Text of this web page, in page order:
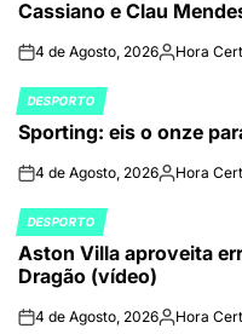
Cassiano e Clau
on4 de Agosto, 2026Publicado
Hora
POSTED
IN
DESPORTO
Sporting: eis o onze
on4 de Agosto, 2026Publicado
Hora
POSTED
IN
DESPORTO
Aston Villa aproveita
Dragão (vídeo)
on4 de Agosto, 2026Publicado
Hora